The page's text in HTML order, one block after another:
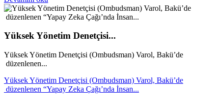
Yüksek Yönetim Denetçisi...
Yüksek Yönetim Denetçisi (Ombudsman) Varol, Bakü’de
düzenlenen...
Yüksek Yönetim Denetçisi (Ombudsman) Varol, Bakü’de
düzenlenen “Yapay Zeka Çağı’nda İnsan...